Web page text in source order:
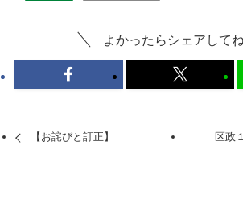
よかったらシェアしてね
【お詫びと訂正】 区政